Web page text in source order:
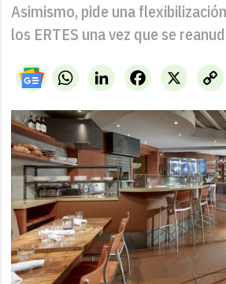
Asimismo, pide una
los ERTES una vez que se
WhatsAppLinkedIn X
Facebook